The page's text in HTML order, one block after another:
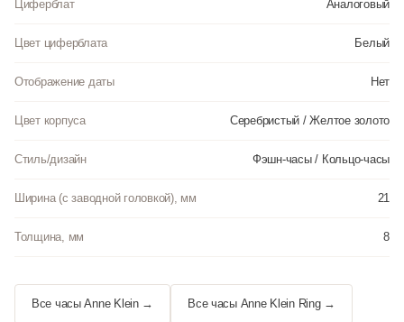
Циферблат Аналоговый
Цвет циферблата Белый
Отображение даты Нет
Цвет корпуса Серебристый / Желтое золото
Стиль/дизайн Фэшн-часы / Кольцо-часы
Ширина (с заводной головкой), мм 21
Толщина, мм 8
Все часы Anne Klein → Все часы Anne Klein Ring →